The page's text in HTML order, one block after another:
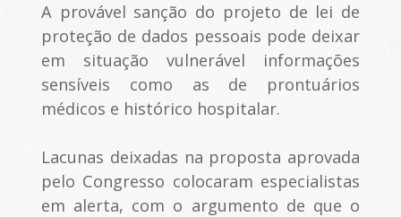
A provável sanção do projeto de lei de
proteção de dados pessoais pode deixar
em situação vulnerável informações
sensíveis como as de prontuários
médicos e histórico hospitalar.
Lacunas deixadas na proposta aprovada
pelo Congresso colocaram especialistas
em alerta, com o argumento de que o